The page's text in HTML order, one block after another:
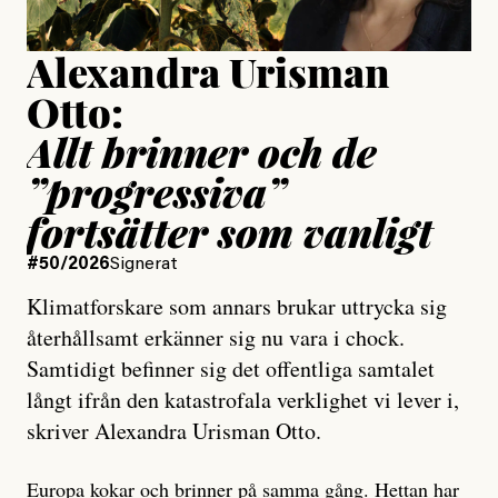
Alexandra Urisman
Otto:
Allt brinner och de
”progressiva”
fortsätter som vanligt
#50/2026Signerat
Klimatforskare som annars brukar uttrycka sig
återhållsamt erkänner sig nu vara i chock.
Samtidigt befinner sig det offentliga samtalet
långt ifrån den katastrofala verklighet vi lever i,
skriver Alexandra Urisman Otto.
Europa kokar och brinner på samma gång. Hettan har